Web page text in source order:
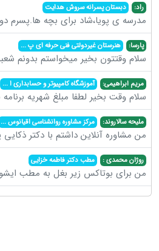
راد: دبستان پسرانه سروش هدایت
مدرسه ی پویا،شاد برای بچه ها.پسرم
پارسا: هنرستان غیردولتی فنی حرفه ای پ...
سلام وقتتون بخیر میخواستم بدونم
مریم ابراهیمی: آموزشگاه کامپیوتر و حسابداری ا...
سلام وقت بخیر لطفا مبلغ شهریه
ملیحه سالاروند: مرکز مشاوره روانشناسی اقیانوس...
من مشاوره آنلاین داشتم با دکتر
روژان محمدی : مطب دکتر فاطمه خزایی
من برای بوتاکس زیر بغل به مطب